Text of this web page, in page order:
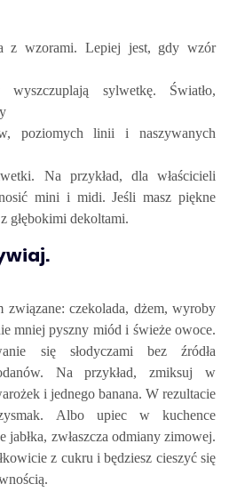
z wzorami. Lepiej jest, gdy wzór
sylwetkę. Światło,
poziomych linii i naszywanych
Na przykład, dla właścicieli
mini i midi. Jeśli masz piękne
głębokimi dekoltami.
czekolada, dżem, wyroby
mniej pyszny miód i świeże owoce.
się słodyczami bez źródła
Na przykład, zmiksuj w
i jednego banana. W rezultacie
Albo upiec w kuchence
jabłka, zwłaszcza odmiany zimowej.
z cukru i będziesz cieszyć się